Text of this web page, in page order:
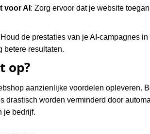
voor AI : Zorg ervoor dat je website
Houd de prestaties van je AI-campagnes
betere resultaten.
op?
aanzienlijke voordelen opleveren.
drastisch worden verminderd door
je bedrijf.